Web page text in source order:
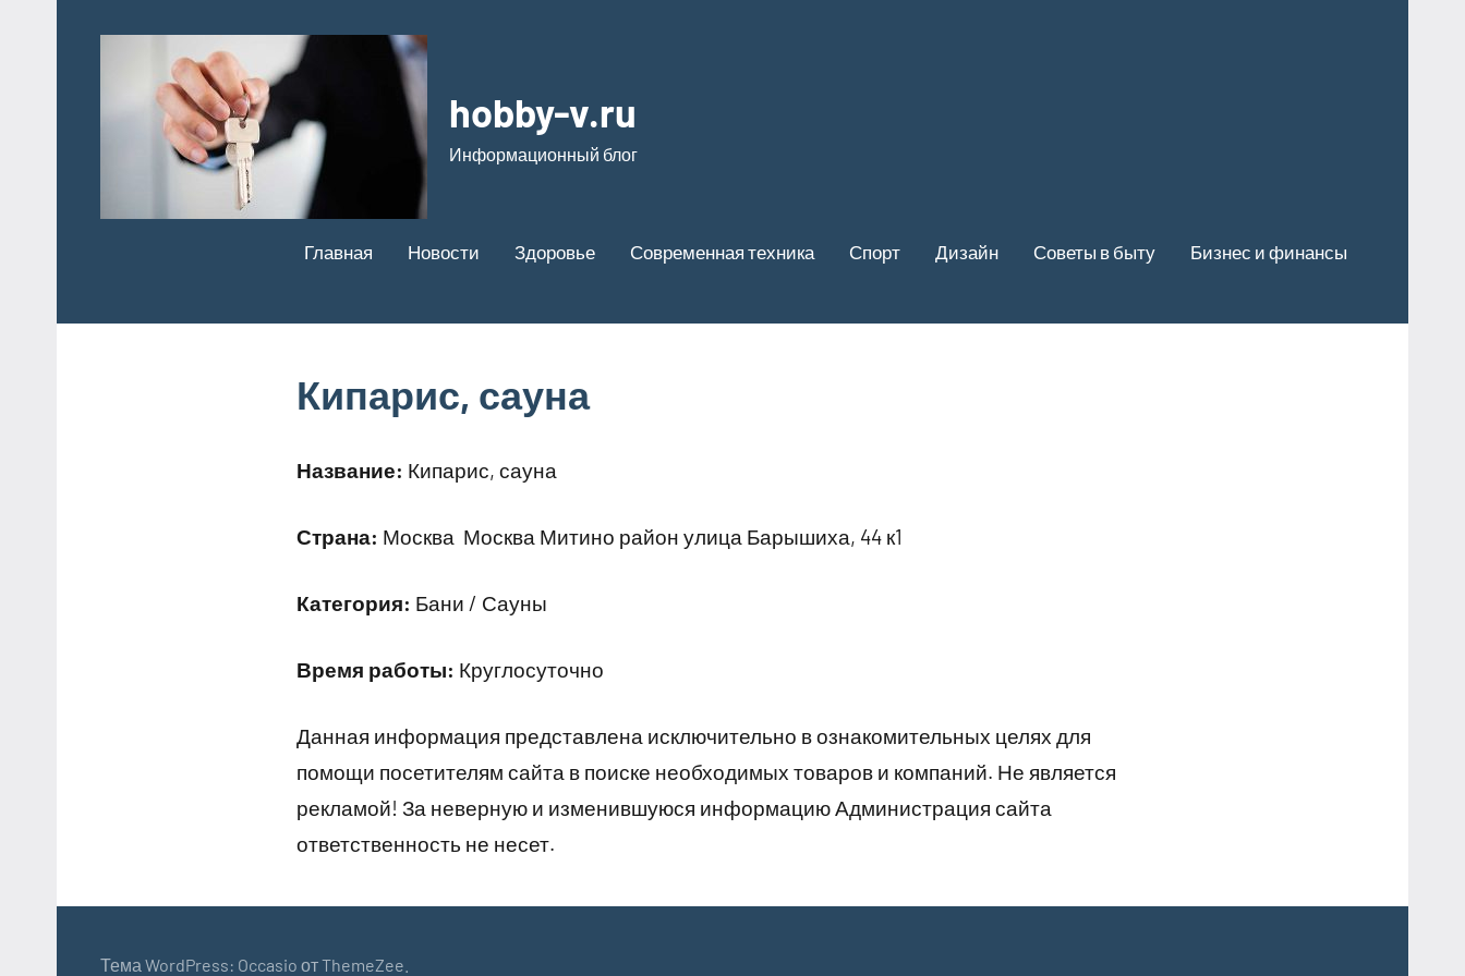
hobby-v.ru
Информационный блог
Главная Новости Здоровье Современная техника Спорт Дизайн Советы в быту Бизнес и финансы
Кипарис, сауна
Название: Кипарис, сауна
Страна: Москва Москва Митино район улица Барышиха, 44 к1
Категория: Бани / Сауны
Время работы: Круглосуточно
Данная информация представлена исключительно в ознакомительных целях для
помощи посетителям сайта в поиске необходимых товаров и компаний. Не является
рекламой! За неверную и изменившуюся информацию Администрация сайта
ответственность не несет.
Тема WordPress: Occasio от ThemeZee.